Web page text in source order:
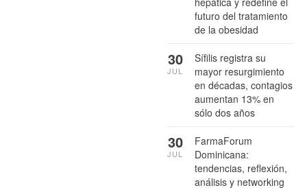
futuro del tratamiento
de la obesidad
Sífilis registra su
mayor resurgimiento
en décadas, contagios
aumentan 13% en
sólo dos años
30
JUL
FarmaForum
Dominicana:
tendencias, reflexión,
análisis y networking
30
JUL